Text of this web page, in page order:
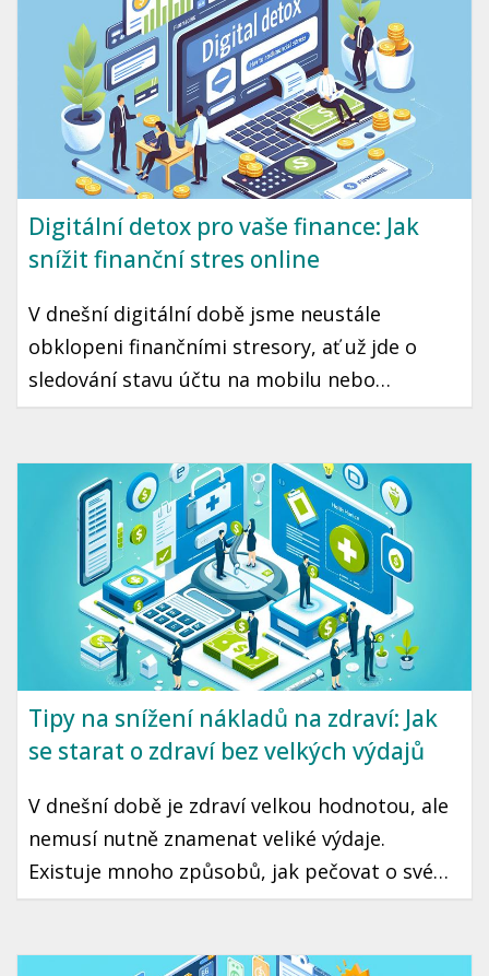
peněženku.
Digitální detox pro vaše finance: Jak
snížit finanční stres online
V dnešní digitální době jsme neustále
obklopeni finančními stresory, ať už jde o
sledování stavu účtu na mobilu nebo
sociálními sítěmi ovlivněné nákupní impulsy.
potřebuje reset, může být digitální detox
právě tím, co potřebujete. Přinášíme vám
krok za krokem, jak snížit finanční stres a
posílit kontrolu nad svými financemi.
Tipy na snížení nákladů na zdraví: Jak
se starat o zdraví bez velkých výdajů
V dnešní době je zdraví velkou hodnotou, ale
nemusí nutně znamenat veliké výdaje.
Existuje mnoho způsobů, jak pečovat o své
zdraví bez velkých finančních nákladů.
opatření, které můžete začít praktikovat